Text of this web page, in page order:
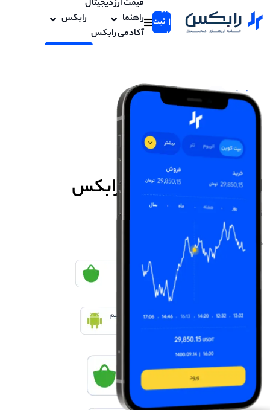
ورود
| ثبت
نام
قیمت ارز دیجیتال
راهنما
رابکس
آکادمی رابکس
اپلیکیش ارز دیجیتال رابکس
قدرت دنیای ارزهای دیجیتال در دستان شما
دانلود نسخه اندروید